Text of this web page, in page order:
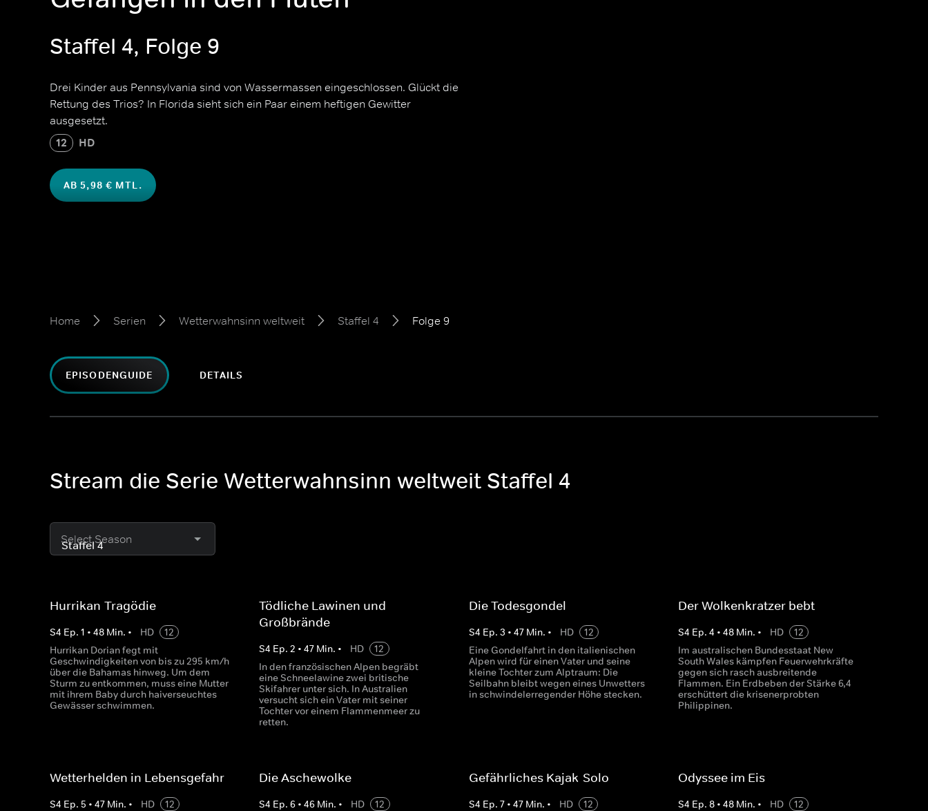
Staffel 4, Folge 9
Drei Kinder aus Pennsylvania sind von Wassermassen eingeschlossen. Glückt die
Rettung des Trios? In Florida sieht sich ein Paar einem heftigen Gewitter
ausgesetzt.
12 HD
AB 5,98 € MTL.
Home Serien Wetterwahnsinn weltweit Staffel 4 Folge 9
EPISODENGUIDE DETAILS
Stream die Serie Wetterwahnsinn weltweit Staffel 4
Select Season
Hurrikan-Tragödie
S4 Ep. 1 • 48 Min. • HD
12
Hurrikan Dorian fegt mit
Geschwindigkeiten von bis zu 295 km/h
über die Bahamas hinweg. Um dem
Sturm zu entkommen, muss eine Mutter
mit ihrem Baby durch haiverseuchtes
Gewässer schwimmen.
Tödliche Lawinen und
Großbrände
S4 Ep.2 •47 Min. • HD
12
In den französischen Alpen begräbt
eine Schneelawine zwei britische
Skifahrer unter sich. In Australien
versucht sich ein Vater mit seiner
Tochter vor einem Flammenmeer zu
retten.
Die Todesgondel
S4 Ep. 3 • 47Min. • HD
12
Eine Gondelfahrt in den italienischen
Alpen wird für einen Vater und seine
kleine Tochter zum Alptraum: Die
Seilbahn bleibt wegen eines Unwetters
in schwindelerregender Höhe stecken.
Der Wolkenkratzer bebt
S4 Ep. 4 • 48Min. • HD
12
Im australischen Bundesstaat New
South Wales kämpfen Feuerwehrkräfte
gegen sich rasch ausbreitende
Flammen. Ein Erdbeben der Stärke 6,4
erschüttert die krisenerprobten
Philippinen.
Wetterhelden in Lebensgefahr
S4 Ep. 5 • 47 Min. • HD
12
Die Aschewolke
S4 Ep.6 •46 Min. • HD
12
Gefährliches Kajak-Solo
S4 Ep. 7• 47Min. • HD
12
Odyssee im Eis
S4 Ep. 8• 48Min. • HD
12